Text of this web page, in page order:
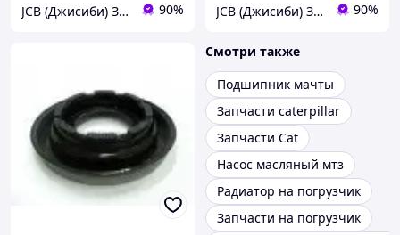
JCB (Джисиби) Запчасти - Сервис - Ремонт спецтехники 90% JCB (Джисиби) Запчасти - Сервис - Ремонт спецтехники 90%
Смотри также
Подшипник мачты
Запчасти caterpillar
Запчасти Cat
Насос масляный мтз
Радиатор на погрузчик
Запчасти на погрузчик